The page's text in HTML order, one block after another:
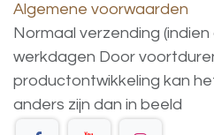
Algemene voorwaarden
Normaal verzending
werkdagen Door
productontwikkeling kan
anders zijn dan in beeld